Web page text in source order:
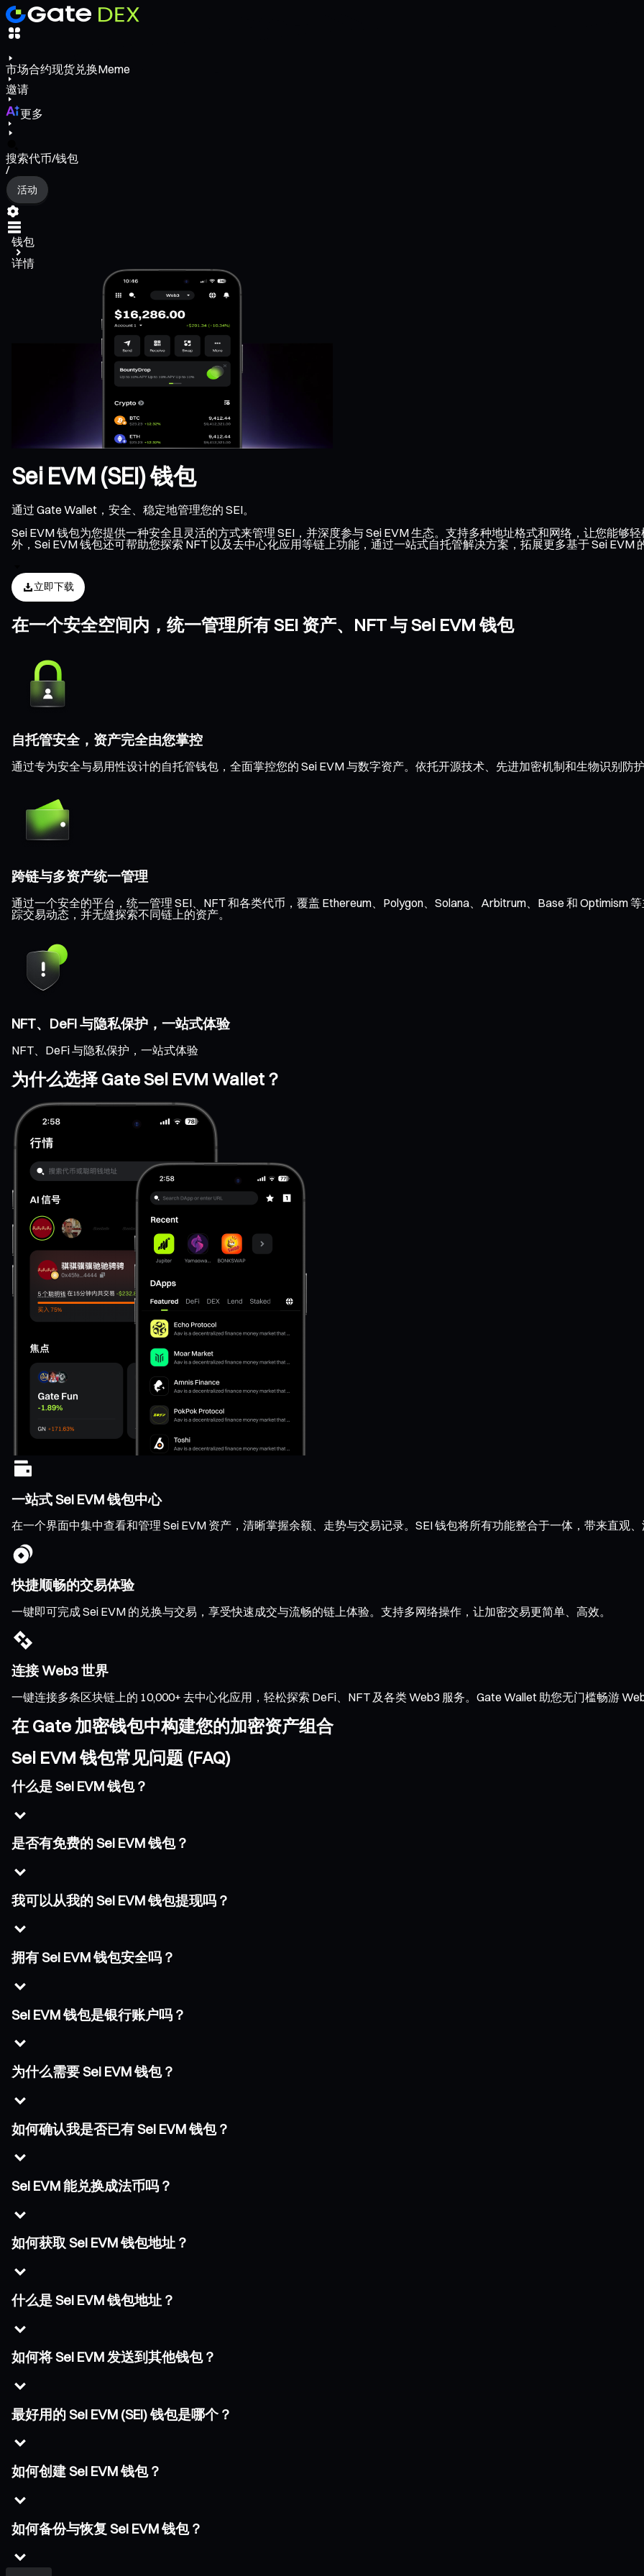
市场合约现货兑换Meme
邀请
更多
搜索代币/钱包
/
活动
钱包
详情
Sei EVM (SEI) 钱包
通过 Gate Wallet，安全、稳定地管理您的 SEI。
Sei EVM 钱包为您提供一种安全且灵活的方式来管理 SEI，并深度参与 Sei EVM 生态。支持多种地址格式和网络，让您能够
外，Sei EVM 钱包还可帮助您探索 NFT 以及去中心化应用等链上功能，通过一站式自托管解决方案，拓展更多基于 Sei EVM
立即下载
在一个安全空间内，统一管理所有 SEI 资产、NFT 与 Sei EVM 钱包
自托管安全，资产完全由您掌控
通过专为安全与易用性设计的自托管钱包，全面掌控您的 Sei EVM 与数字资产。依托开源技术、先进加密机制和生物识别防
跨链与多资产统一管理
通过一个安全的平台，统一管理 SEI、NFT 和各类代币，覆盖 Ethereum、Polygon、Solana、Arbitrum、Base 和 Optimism
踪交易动态，并无缝探索不同链上的资产。
NFT、DeFi 与隐私保护，一站式体验
NFT、DeFi 与隐私保护，一站式体验
为什么选择 Gate Sei EVM Wallet？
一站式 Sei EVM 钱包中心
在一个界面中集中查看和管理 Sei EVM 资产，清晰掌握余额、走势与交易记录。SEI 钱包将所有功能整合于一体，带来直观、
快捷顺畅的交易体验
一键即可完成 Sei EVM 的兑换与交易，享受快速成交与流畅的链上体验。支持多网络操作，让加密交易更简单、高效。
连接 Web3 世界
一键连接多条区块链上的 10,000+ 去中心化应用，轻松探索 DeFi、NFT 及各类 Web3 服务。Gate Wallet 助您无门槛畅游
在 Gate 加密钱包中构建您的加密资产组合
Sei EVM 钱包常见问题 (FAQ)
什么是 Sei EVM 钱包？
是否有免费的 Sei EVM 钱包？
我可以从我的 Sei EVM 钱包提现吗？
拥有 Sei EVM 钱包安全吗？
Sei EVM 钱包是银行账户吗？
为什么需要 Sei EVM 钱包？
如何确认我是否已有 Sei EVM 钱包？
Sei EVM 能兑换成法币吗？
如何获取 Sei EVM 钱包地址？
什么是 Sei EVM 钱包地址？
如何将 Sei EVM 发送到其他钱包？
最好用的 Sei EVM (SEI) 钱包是哪个？
如何创建 Sei EVM 钱包？
如何备份与恢复 Sei EVM 钱包？